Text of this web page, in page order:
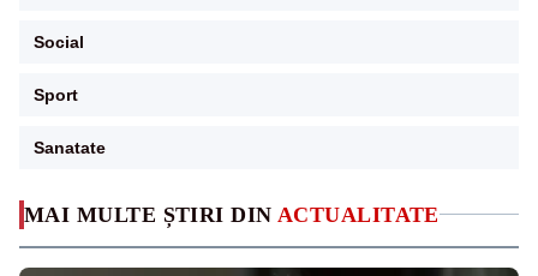
MAI MULTE ȘTIRI DIN ACTUALITATE
Social
Sport
Sanatate